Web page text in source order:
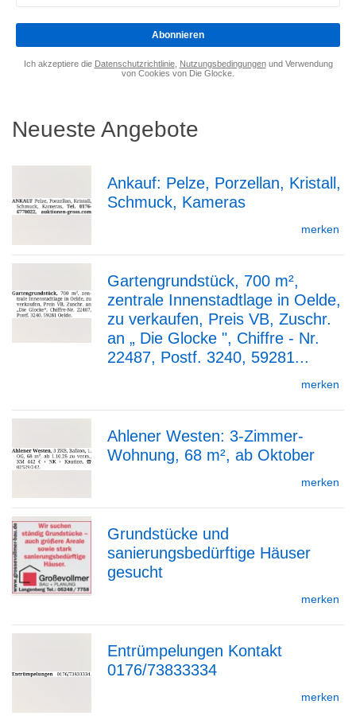
*
Abonnieren
Ich akzeptiere die Datenschutzrichtlinie, Nutzungsbedingungenund Verwendung
von Cookies von Die Glocke.
Neueste Angebote
zur
Detailseite
Ankauf: Pelze, Porzellan, Kristall,
Schmuck, Kameras
merken
zur
Gartengrundstück, 700 m²,
zentrale Innenstadtlage in Oelde,
zu verkaufen, Preis VB, Zuschr.
an „ Die Glocke ", Chiffre - Nr.
22487, Postf. 3240, 59281...
merken
zur
Detailseite
Ahlener Westen: 3-Zimmer-
Wohnung, 68 m², ab Oktober
merken
Detailseite
Grundstücke und
sanierungsbedürftige Häuser
gesucht
merken
zur
Entrümpelungen Kontakt
0176/73833334
merken